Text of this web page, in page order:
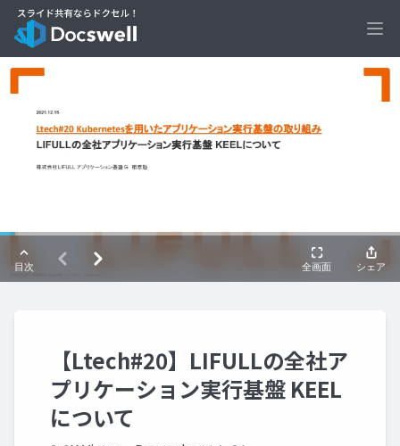
【Ltech#20】LIFULLの全社ア
プリケーション実行基盤 KEEL
について